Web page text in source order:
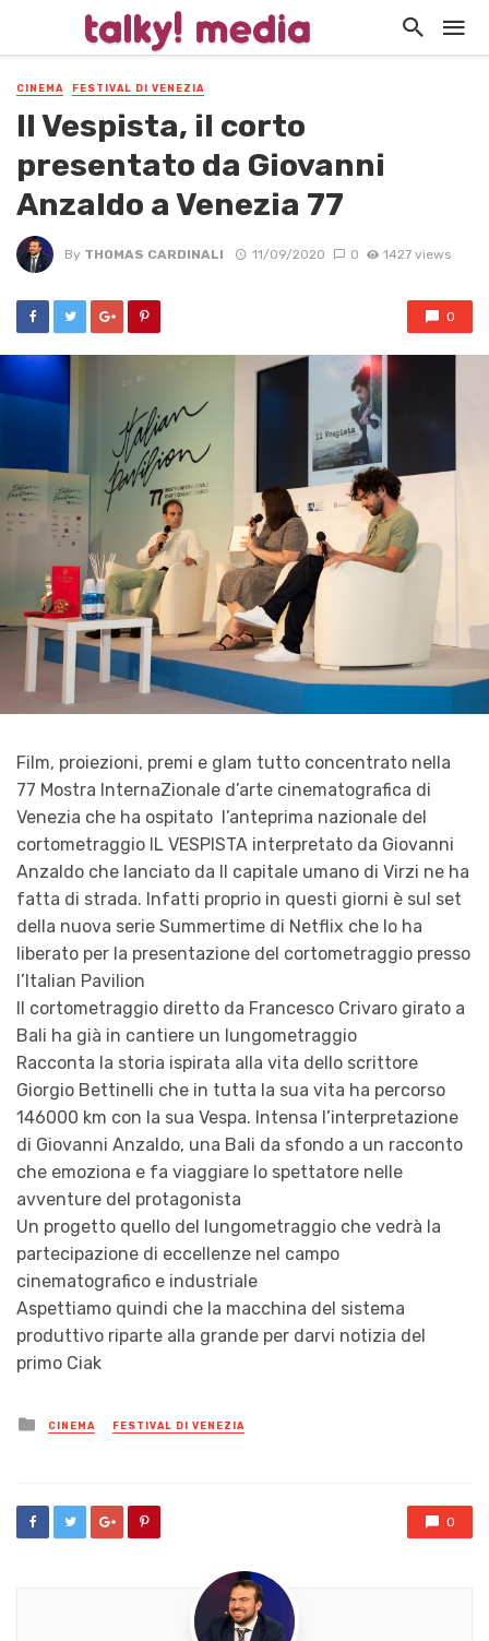
CINEMA FESTIVAL DI VENEZIA
Il Vespista, il corto
presentato da Giovanni
Anzaldo a Venezia 77
By THOMAS CARDINALI 11/09/2020 0 1427 views
0
Film, proiezioni, premi e glam tutto concentrato nella
77 Mostra InternaZionale d’arte cinematografica di
Venezia che ha ospitato l’anteprima nazionale del
cortometraggio IL VESPISTA interpretato da Giovanni
Anzaldo che lanciato da Il capitale umano di Virzi ne ha
fatta di strada. Infatti proprio in questi giorni è sul set
della nuova serie Summertime di Netflix che lo ha
liberato per la presentazione del cortometraggio presso
l’Italian Pavilion
Il cortometraggio diretto da Francesco Crivaro girato a
Bali ha già in cantiere un lungometraggio
Racconta la storia ispirata alla vita dello scrittore
Giorgio Bettinelli che in tutta la sua vita ha percorso
146000 km con la sua Vespa. Intensa l’interpretazione
di Giovanni Anzaldo, una Bali da sfondo a un racconto
che emoziona e fa viaggiare lo spettatore nelle
avventure del protagonista
Un progetto quello del lungometraggio che vedrà la
partecipazione di eccellenze nel campo
cinematografico e industriale
Aspettiamo quindi che la macchina del sistema
produttivo riparte alla grande per darvi notizia del
primo Ciak
Posted
in
CINEMA FESTIVAL DI VENEZIA
0